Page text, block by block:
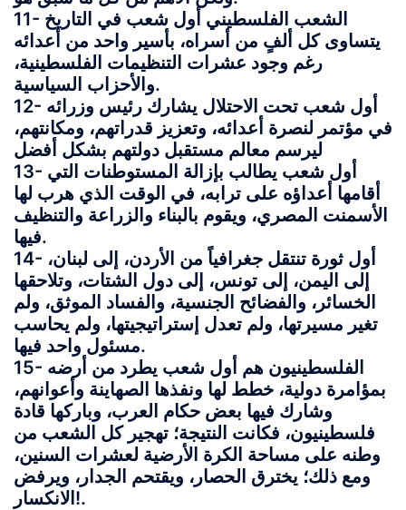
11- الشعب الفلسطيني أول شعب في التاريخ
يتساوى كل ألفٍ من أسراه، بأسير واحد من أعدائه
رغم وجود عشرات التنظيمات الفلسطينية،
والأحزاب السياسية.
12- أول شعب تحت الاحتلال يشارك رئيس وزرائه
في مؤتمر لنصرة أعدائه، وتعزيز قدراتهم، ومكانتهم،
ليرسم معالم مستقبل دولتهم بشكل أفضل
13- أول شعب يطالب بإزالة المستوطنات التي
أقامها أعداؤه على ترابه، في الوقت الذي هرب لها
الأسمنت المصري، ويقوم بالبناء والزراعة والتنظيف
فيها.
14- أول ثورة تنتقل جغرافياً من الأردن، إلى لبنان،
إلى اليمن، إلى تونس، إلى دول الشتات، وتلاحقها
الخسائر، والفضائح الجنسية، والفساد الموثق، ولم
تغير مسيرتها، ولم تعدل إستراتيجيتها، ولم يحاسب
مسئول واحد فيها.
15- الفلسطينيون هم أول شعب يطرد من أرضه
بمؤامرة دولية، خطط لها ونفذها الصهاينة وأعوانهم،
وشارك فيها بعض حكام العرب، وباركها قادة
فلسطينيون، فكانت النتيجة؛ تهجير كل الشعب من
وطنه على مساحة الكرة الأرضية لعشرات السنين،
ومع ذلك؛ يخترق الحصار، ويقتحم الجدار، ويرفض
الانكسار!.